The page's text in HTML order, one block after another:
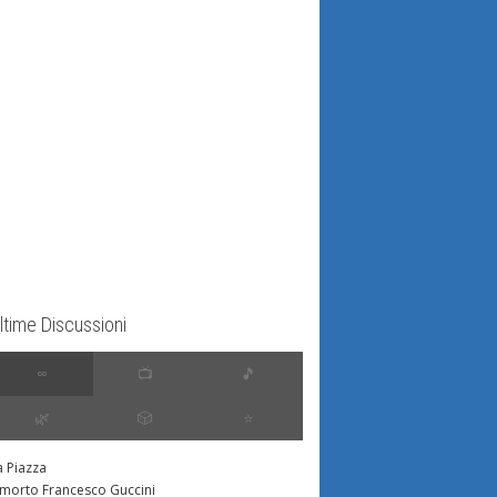
Discussioni
∞ 📺 🎵
🌿 🎲 ⭐️
Piazza
Francesco Guccini